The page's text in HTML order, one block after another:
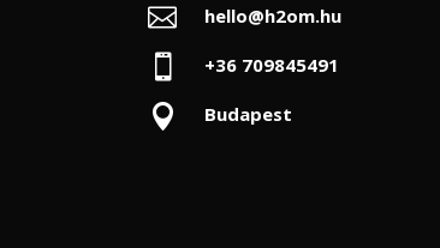
 hello@h2om.hu
 +36 709845491
 Budapest